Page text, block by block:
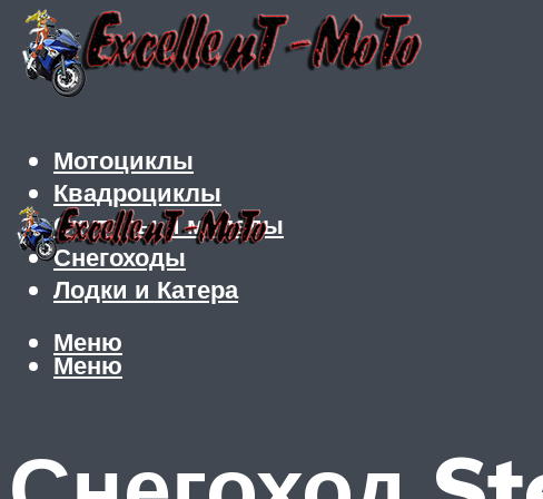
Мотоциклы
Квадроциклы
Скутеры и мопеды
Снегоходы
Лодки и Катера
Меню
Меню